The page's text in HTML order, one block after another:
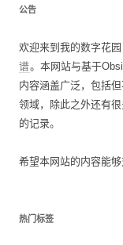
公告
欢迎来到我的数字花
谱。本网站与基于
内容涵盖广泛，包括
领域，除此之外还有
的记录。
希望本网站的内容能
热门标签